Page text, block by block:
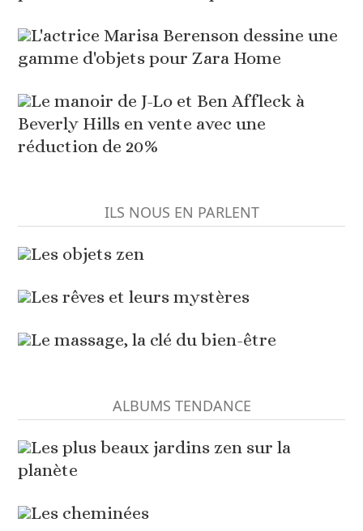
L'actrice Marisa Berenson dessine une
gamme d'objets pour Zara Home
Le manoir de J-Lo et Ben Affleck à
Beverly Hills en vente avec une
réduction de 20%
ILS NOUS EN PARLENT
Les objets zen
Les rêves et leurs mystères
Le massage, la clé du bien-être
ALBUMS TENDANCE
Les plus beaux jardins zen sur la
planète
Les cheminées